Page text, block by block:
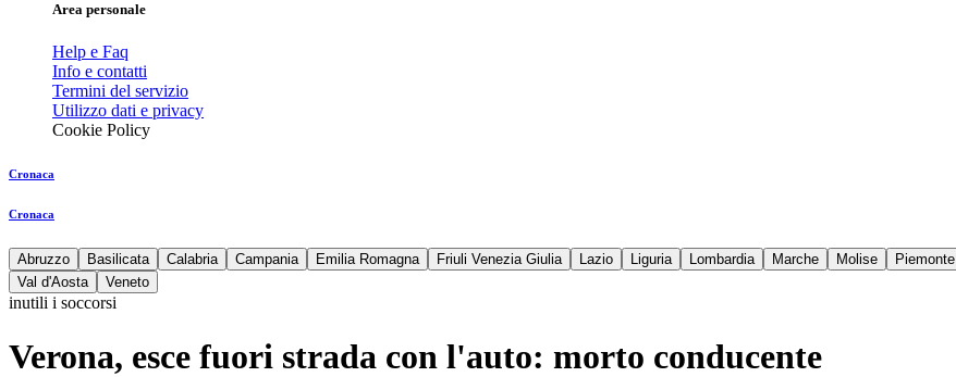
Area personale
Help e Faq
Info e contatti
Termini del servizio
Utilizzo dati e privacy
Cookie Policy
Cronaca
Cronaca
Abruzzo Basilicata Calabria Campania Emilia Romagna Friuli Venezia Giulia Lazio Liguria Lombardia Marche Molise Piemonte
Val d'Aosta
Veneto
inutili i soccorsi
Verona, esce fuori strada con l'auto: morto conducente